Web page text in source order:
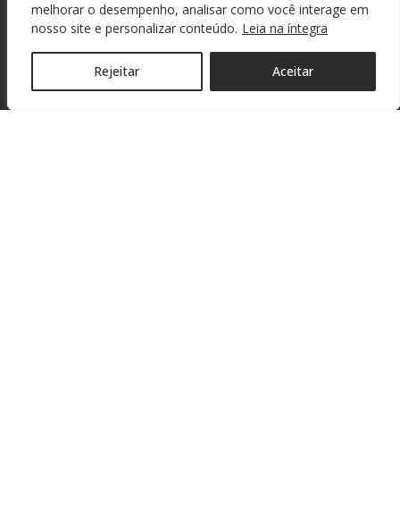
melhorar o desempenho, analisar como você interage em
nosso site e personalizar conteúdo. Leia na íntegra
Rejeitar Aceitar
PATROCINADORESOFICIAIS